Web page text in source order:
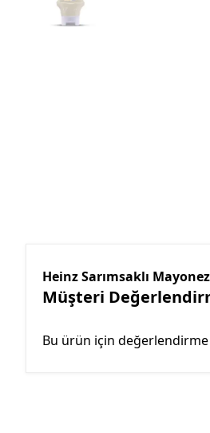
Heinz Sarımsaklı
Müşteri
Bu ürün için